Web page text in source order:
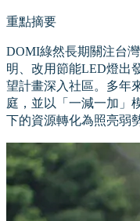
重點摘要
DOMI綠然長期關注台
明、改用節能LED燈出
望計畫深入社區。多年
庭，並以「一減一加」
下的資源轉化為照亮弱